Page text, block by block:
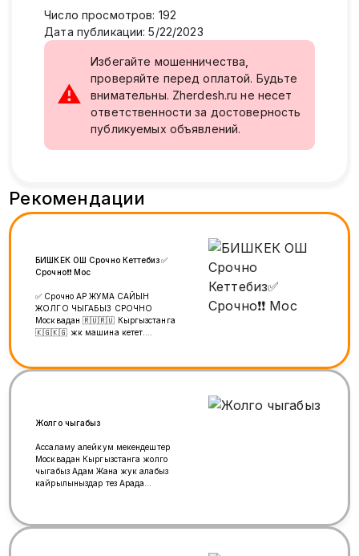
Число просмотров: 192
Дата публикации: 5/22/2023
⚠
Избегайте мошенничества,
проверяйте перед оплатой. Будьте
внимательны. Zherdesh.ru не несет
ответственности за достоверность
публикуемых объявлений.
Рекомендации
БИШКЕК ОШ Срочно Кеттебиз✅
Срочно❗❗ Мос
✅ Срочно АР ЖУМА САЙЫН
ЖОЛГО ЧЫГАБЫЗ СРОЧНО
Москвадан 🇷🇺🇷🇺 Кыргызстанга
🇰🇬🇰🇬 жүк машина кетет.
САЙЫН жолго Чыгат Бизде толка
🙏🙏🙏🙏🙏🙏🙏🙏🙏
Жолго чыгабыз
Ассаламу алейкум мекендештер
Москвадан Кыргызстанга жолго
чыгабыз Адам Жана жук алабыз
кайрылыныздар тез Арада